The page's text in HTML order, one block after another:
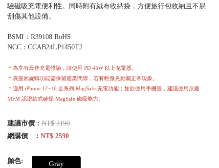
驗磁吸充電便利性。同時附有絨布收納袋，方便旅行包收納且不易
刮傷其他設備。
BSMI：R39108 RoHS
NCC：CCAB24LP1450T2
＊為享有最佳充電體驗，請使用 PD 45W 以上充電器。
＊底座因旋轉功能需保留適當間隙，若有輕微晃動屬正常現象。
＊適用 iPhone 12~16 全系列 MagSafe 充電功能；如欲使用手機殼，建議使用原廠
MFM 認證款式確保 MagSafe 磁吸能力。
建議市價： NT$ 3190
網購價 ： NT$ 2590
顏色: Gray